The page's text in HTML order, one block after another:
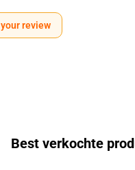
review
Best verkochte